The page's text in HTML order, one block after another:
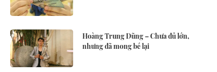
Hoàng Trung Dũng – Chưa đủ lớn,
nhưng đã mong bé lại